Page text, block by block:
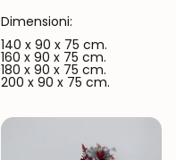
Dimensioni:
140 x 90 x 75 cm.
160 x 90 x 75 cm.
180 x 90 x 75 cm.
200 x 90 x 75 cm.